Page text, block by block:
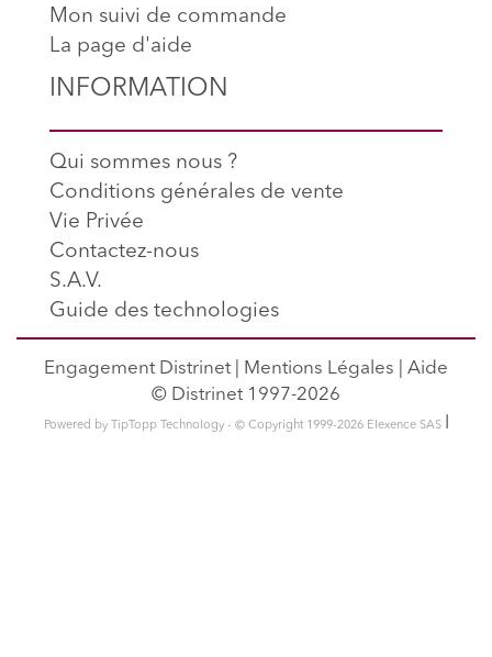
Mon suivi de commande
La page d'aide
INFORMATION
Qui sommes nous ?
Conditions générales de vente
Vie Privée
Contactez-nous
S.A.V.
Guide des technologies
Engagement Distrinet Mentions Légales
Aide
© Distrinet 1997-2026
Powered by TipTopp Technology - © Copyright 1999-2026 Elexence SAS